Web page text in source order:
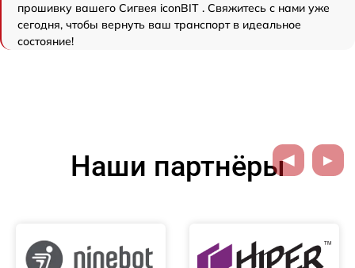
прошивку вашего Сигвея iconBIT . Свяжитесь с нами уже
сегодня, чтобы вернуть ваш транспорт в идеальное
состояние!
Наши партнёры